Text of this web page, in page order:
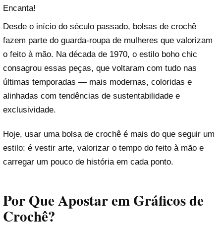
Encanta!
Desde o início do século passado, bolsas de crochê
fazem parte do guarda-roupa de mulheres que valorizam
o feito à mão. Na década de 1970, o estilo boho chic
consagrou essas peças, que voltaram com tudo nas
últimas temporadas — mais modernas, coloridas e
alinhadas com tendências de sustentabilidade e
exclusividade.
Hoje, usar uma bolsa de crochê é mais do que seguir um
estilo: é vestir arte, valorizar o tempo do feito à mão e
carregar um pouco de história em cada ponto.
Por Que Apostar em Gráficos de
Crochê?